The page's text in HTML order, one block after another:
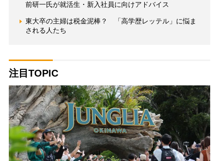
前研一氏が就活生・新入社員に向けアドバイス
東大卒の主婦は税金泥棒？ 「高学歴レッテル」に悩ま
される人たち
注目TOPIC